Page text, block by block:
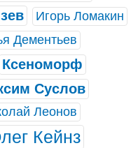
Игорь Ломакин
Дементьев
Ксеноморф
Суслов
Леонов
Кейнз